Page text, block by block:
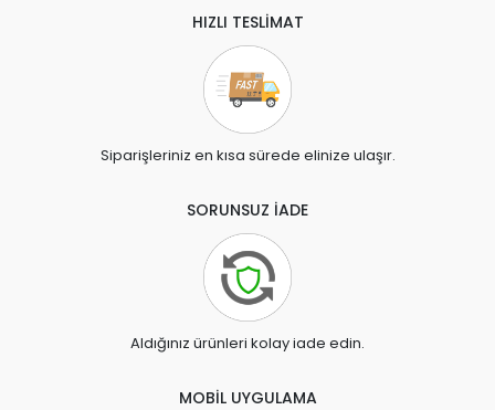
HIZLI TESLİMAT
Siparişleriniz en kısa sürede elinize ulaşır.
SORUNSUZ İADE
Aldığınız ürünleri kolay iade edin.
MOBİL UYGULAMA